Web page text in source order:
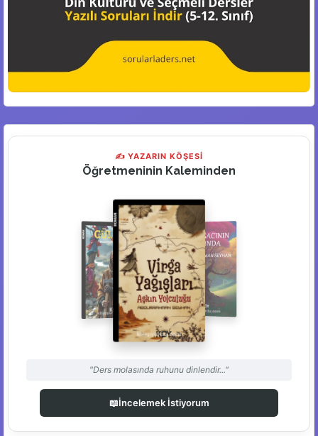
✍ YAZARIN KÖŞESİ
Öğretmeninin Kaleminden
"Ders molasında ruhunu dinlendir..."
📖İncelemek İstiyorum